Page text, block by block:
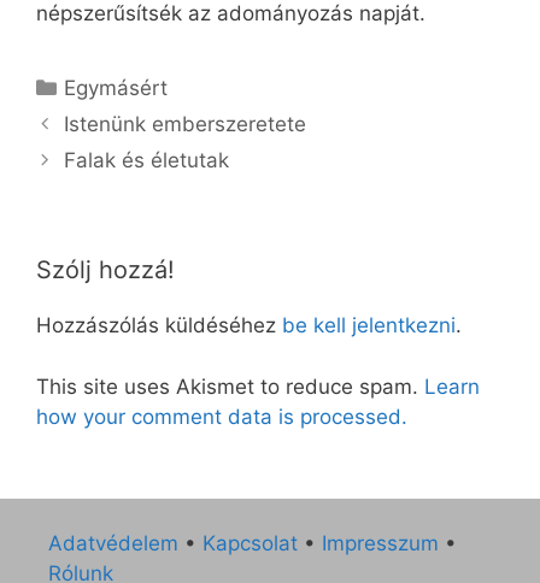
népszerűsítsék az adományozás napját.
Kategória
Egymásért
Istenünk emberszeretete
Falak és életutak
Szólj hozzá!
Hozzászólás küldéséhez be kell jelentkezni.
This site uses Akismet to reduce spam. Learn
how your comment data is processed.
Adatvédelem • Kapcsolat • Impresszum •
Rólunk